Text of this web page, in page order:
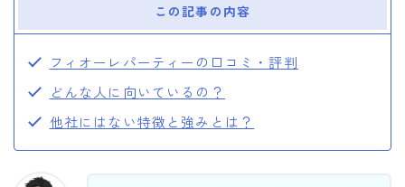
この記事の内容
フィオーレパーティーの口コミ・評判
どんな人に向いているの？
他社にはない特徴と強みとは？